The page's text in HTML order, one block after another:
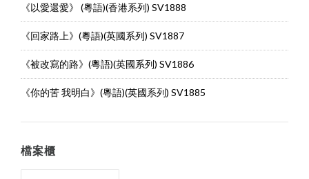
《以愛還愛》 (粵語)(香港系列) SV1888
《回家路上》(粵語)(英國系列) SV1887
《被改寫的路》(粵語)(英國系列) SV1886
《你的苦 我明白》(粵語)(英國系列) SV1885
檔案櫃